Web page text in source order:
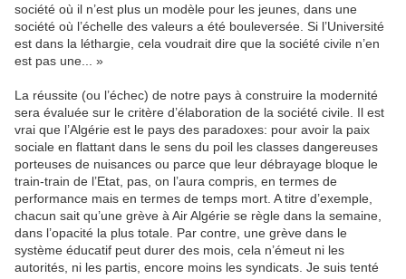
société où il n’est plus un modèle pour les jeunes, dans une
société où l’échelle des valeurs a été bouleversée. Si l’Université
est dans la léthargie, cela voudrait dire que la société civile n’en
est pas une... »
La réussite (ou l’échec) de notre pays à construire la modernité
sera évaluée sur le critère d’élaboration de la société civile. Il est
vrai que l’Algérie est le pays des paradoxes: pour avoir la paix
sociale en flattant dans le sens du poil les classes dangereuses
porteuses de nuisances ou parce que leur débrayage bloque le
train-train de l’Etat, pas, on l’aura compris, en termes de
performance mais en termes de temps mort. A titre d’exemple,
chacun sait qu’une grève à Air Algérie se règle dans la semaine,
dans l’opacité la plus totale. Par contre, une grève dans le
système éducatif peut durer des mois, cela n’émeut ni les
autorités, ni les partis, encore moins les syndicats. Je suis tenté